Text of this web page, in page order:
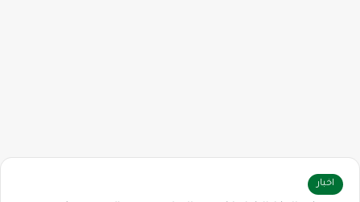
اخبار